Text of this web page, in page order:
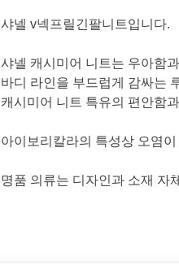
샤넬 v넥프릴긴팔니트입니다.
샤넬 캐시미어 니트는 우아함
바디 라인을 부드럽게 감싸는
캐시미어 니트 특유의 편안함
아이보리칼라의 특성상 오염
명품 의류는 디자인과 소재 자